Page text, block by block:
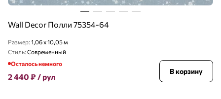
Wall Decor Полли 75354-64
Размер: 1,06 x 10,05 м
Стиль: Современный
Осталось немного
2 440 ₽ / рул
В корзину